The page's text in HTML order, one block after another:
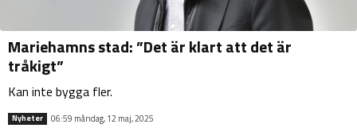
Mariehamns stad: ”Det är klart att det är
tråkigt”
Kan inte bygga fler.
Nyheter 06:59 måndag, 12 maj, 2025